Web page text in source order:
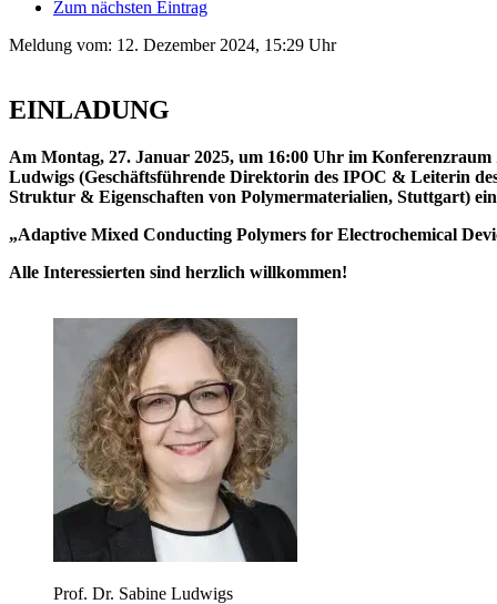
Zum nächsten Eintrag
Meldung vom: 12. Dezember 2024, 15:29 Uhr
EINLADUNG
Am Montag, 27. Januar 2025, um 16:00 Uhr im
Ludwigs (Geschäftsführende Direktorin des IPOC & Leiterin
Struktur & Eigenschaften von Polymermaterialien, Stuttgart)
„Adaptive Mixed Conducting Polymers for Electrochemical
Alle Interessierten sind herzlich willkommen!
Prof. Dr. Sabine Ludwigs